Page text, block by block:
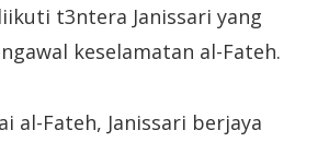
t3ntera Janissari yang
keselamatan al-Fateh.
al-Fateh, Janissari berjaya